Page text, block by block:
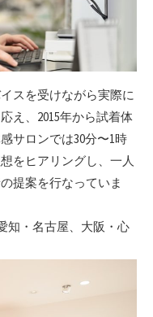
スを受けながら実際に
え、2015年から試着体
サロンでは30分〜1時
をヒアリングし、一人
提案を行なっていま
知・名古屋、大阪・心